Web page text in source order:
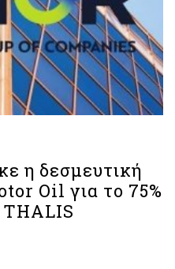
η δεσμευτική
Oil για το 75%